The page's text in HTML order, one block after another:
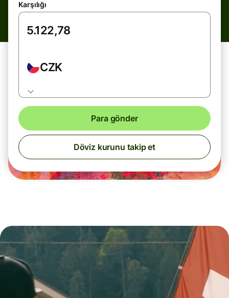
Karşılığı
CZK
Para gönder
Döviz kurunu takip et